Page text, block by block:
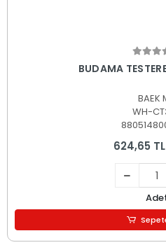
BUDAMA
BAEK
WH-
624,65